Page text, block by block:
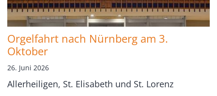
Orgelfahrt nach Nürnberg am 3.
Oktober
26. Juni 2026
Allerheiligen, St. Elisabeth und St. Lorenz